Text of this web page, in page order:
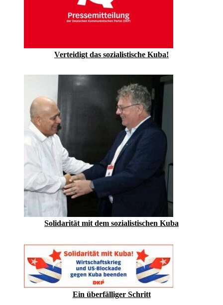
Verteidigt das sozialistische Kuba!
Solidarität mit dem sozialistischen Kuba
Ein überfälliger Schritt